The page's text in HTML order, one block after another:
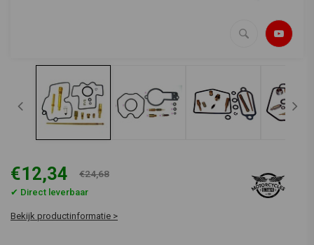
€12,34 €24,68
✔ Direct leverbaar
Bekijk productinformatie >